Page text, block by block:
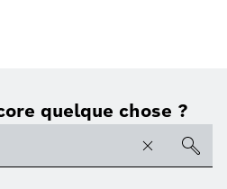
quelque chose ?